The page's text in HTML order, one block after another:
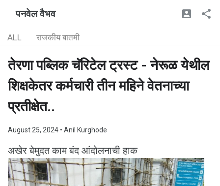
पनवेल वैभव
ALL राजकीय बातमी
तेरणा पब्लिक चॅरिटेल ट्रस्ट - नेरूळ येथील
शिक्षकेतर कर्मचारी तीन महिने वेतनाच्या
प्रतीक्षेत..
August 25, 2024 • Anil Kurghode
अखेर बेमुदत काम बंद आंदोलनाची हाक